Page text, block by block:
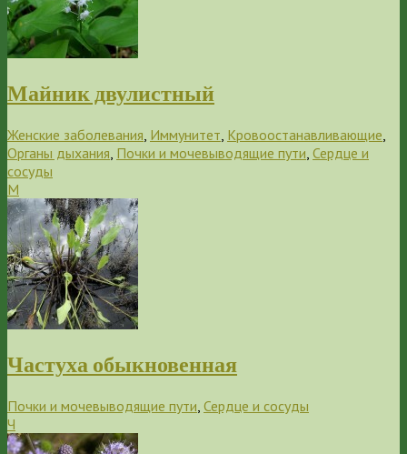
Майник двулистный
Женские заболевания Иммунитет Кровоостанавливающие
Органы дыхания Почки и мочевыводящие пути Сердце и
сосуды
М
Частуха обыкновенная
Почки и мочевыводящие пути Сердце и сосуды
Ч